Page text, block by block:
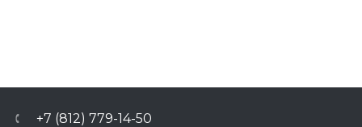
+7 (812) 779-14-50